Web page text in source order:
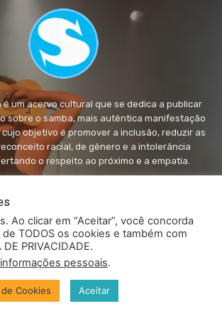
é um acervo cultural que se dedica a publicar
sobre o samba, mais autêntica manifestação
objetivo é promover a inclusão, reduzir as
racial, de gênero e a intolerância
o respeito ao próximo e a empatia.
- Todos os direitos autorais
Ao clicar em “Aceitar”, você concorda
TODOS os cookies e também com
PRIVACIDADE.
pessoais.
Cookies Aceitar